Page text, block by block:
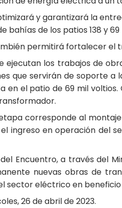
y garantizará la
bahías de los patios 138 y
permitirá fortalecer el
ejecutan los trabajos de
que servirán de soporte a
en el patio de 69 mil
corresponde al
ingreso en operación del
Encuentro, a través del
nuevas obras de
sector eléctrico en beneficio
26 de abril de 2023.